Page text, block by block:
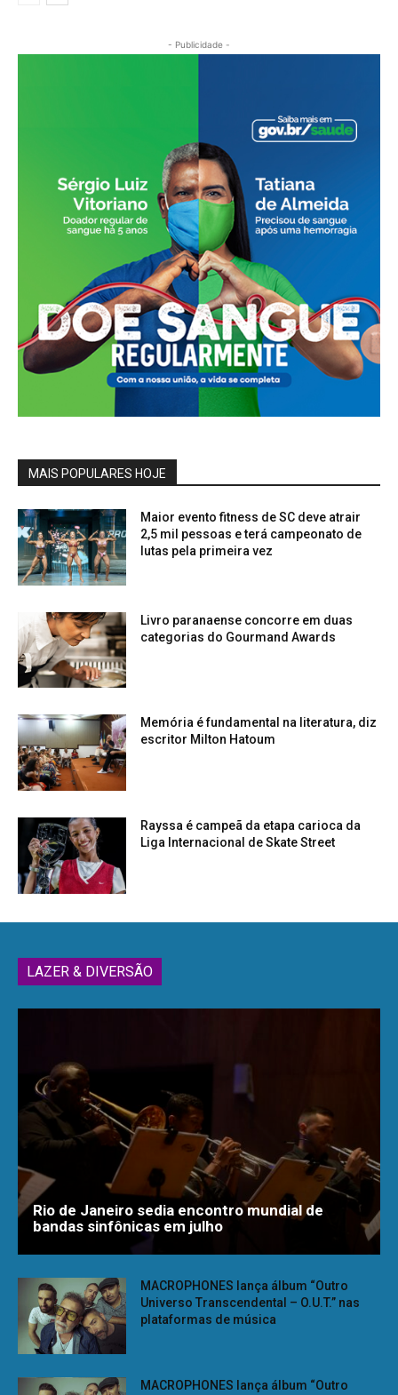
- Publicidade -
MAIS POPULARES HOJE
Maior evento fitness de SC deve atrair
2,5 mil pessoas e terá campeonato de
lutas pela primeira vez
Livro paranaense concorre em duas
categorias do Gourmand Awards
Memória é fundamental na literatura, diz
escritor Milton Hatoum
Rayssa é campeã da etapa carioca da
Liga Internacional de Skate Street
LAZER & DIVERSÃO
Rio de Janeiro sedia encontro mundial de
bandas sinfônicas em julho
MACROPHONES lança álbum “Outro
Universo Transcendental – O.U.T.” nas
plataformas de música
MACROPHONES lança álbum “Outro